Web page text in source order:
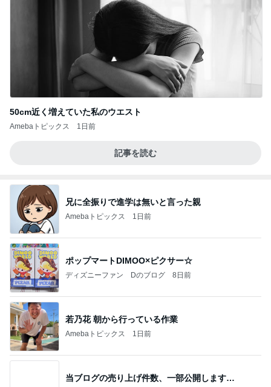
50cm近く増えていた私のウエスト
Amebaトピックス 1日前
記事を読む
兄に全振りで進学は無いと言った親
Amebaトピックス 1日前
ポップマートDIMOO×ピクサー☆
ディズニーファン Dのブログ 8日前
若乃花 朝から行っている作業
Amebaトピックス 1日前
当ブログの売り上げ件数、一部公開します…